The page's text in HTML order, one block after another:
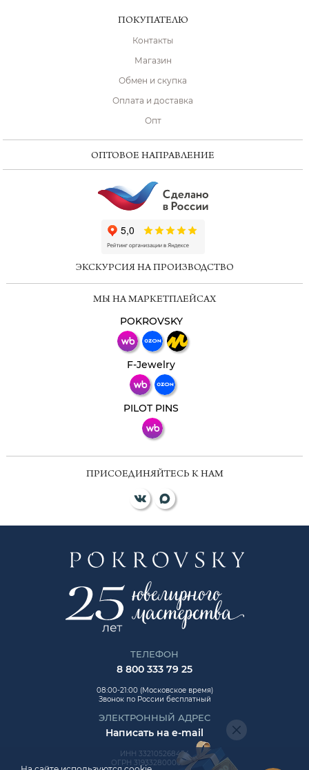
ПОКУПАТЕЛЮ
Контакты
Магазин
Обмен и скупка
Оплата и доставка
Опт
ОПТОВОЕ НАПРАВЛЕНИЕ
ЭКСКУРСИЯ НА ПРОИЗВОДСТВО
МЫ НА МАРКЕТПЛЕЙСАХ
POKROVSKY
F-Jewelry
PILOT PINS
ПРИСОЕДИНЯЙТЕСЬ К НАМ
ТЕЛЕФОН
8 800 333 79 25
08:00-21:00 (Московское время)
Звонок по России бесплатный
ЭЛЕКТРОННЫЙ АДРЕС
Написать на e-mail
ИНН 332105268454
ОГРН 319332800006992